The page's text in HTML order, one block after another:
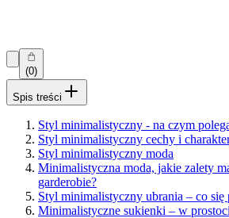
(0)
Spis treści
Styl minimalistyczny - na czym
Styl minimalistyczny cechy i
Styl minimalistyczny moda
Minimalistyczna moda, jakie zalety
garderobie?
Styl minimalistyczny ubrania – co się
Minimalistyczne sukienki – w